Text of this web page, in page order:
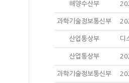
해양수산부
과학기술정보통신부
산업통상부 디
산업통상부
과학기술정보통신부